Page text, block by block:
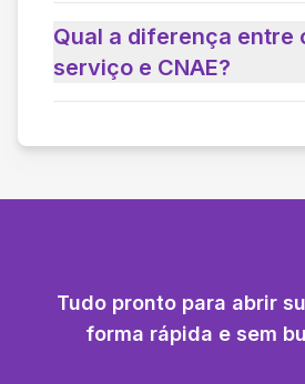
Qual a diferença entre
serviço e CNAE?
Tudo pronto para abrir
forma rápida e sem